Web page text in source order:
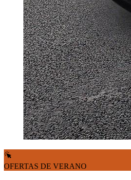
OFERTAS DE VERANO